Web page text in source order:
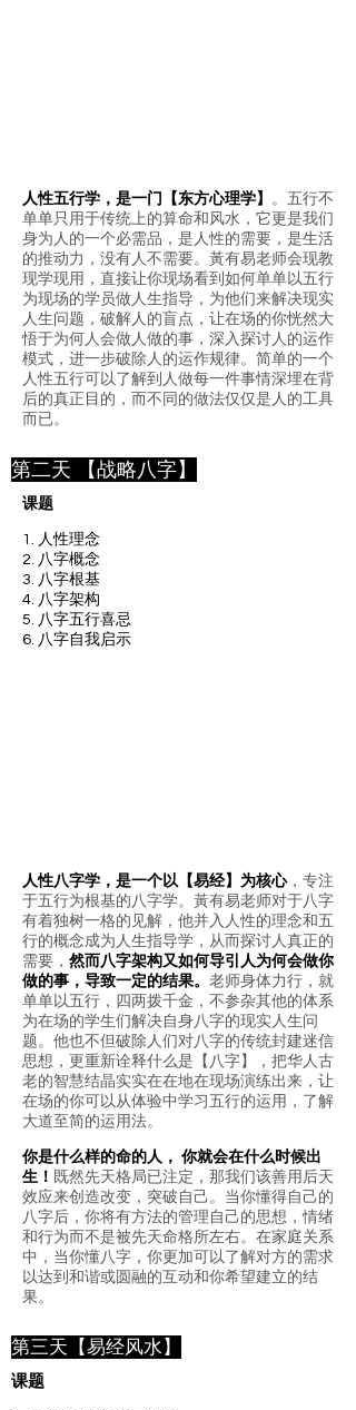
人性五行学，是一门【东方心理学】 。五行不
单单只用于传统上的算命和风水，它更是我们
身为人的一个必需品，是人性的需要，是生活
的推动力，没有人不需要。黃有易老师会现教
现学现用，直接让你现场看到如何单单以五行
为现场的学员做人生指导，为他们来解决现实
人生问题，破解人的盲点，让在场的你恍然大
悟于为何人会做人做的事，深入探讨人的运作
模式，进一步破除人的运作规律。简单的一个
人性五行可以了解到人做每一件事情深埋在背
后的真正目的，而不同的做法仅仅是人的工具
而已。
第二天 【战略八字】
课题
1. 人性理念
2. 八字概念
3. 八字根基
4. 八字架构
5. 八字五行喜忌
6. 八字自我启示
人性八字学，是一个以【易经】为核心，专注
于五行为根基的八字学。黃有易老师对于八字
有着独树一格的见解，他并入人性的理念和五
行的概念成为人生指导学，从而探讨人真正的
需要， 然而八字架构又如何导引人为何会做你
做的事，导致一定的结果。 老师身体力行，就
单单以五行，四两拨千金，不参杂其他的体系
为在场的学生们解决自身八字的现实人生问
题。他也不但破除人们对八字的传统封建迷信
思想，更重新诠释什么是【八字】，把华人古
老的智慧结晶实实在在地在现场演练出来，让
在场的你可以从体验中学习五行的运用，了解
大道至简的运用法。
你是什么样的命的人， 你就会在什么时候出
生！ 既然先天格局已注定，那我们该善用后天
效应来创造改变，突破自己。当你懂得自己的
八字后，你将有方法的管理自己的思想，情绪
和行为而不是被先天命格所左右。在家庭关系
中，当你懂八字，你更加可以了解对方的需求
以达到和谐或圆融的互动和你希望建立的结
果。
第三天【易经风水】
课题